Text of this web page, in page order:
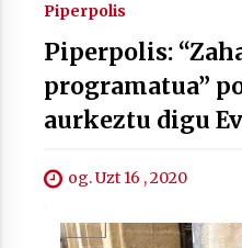
Piperpolis
Piperpolis:
programatua”
aurkeztu digu
og. Uzt 16 , 2020